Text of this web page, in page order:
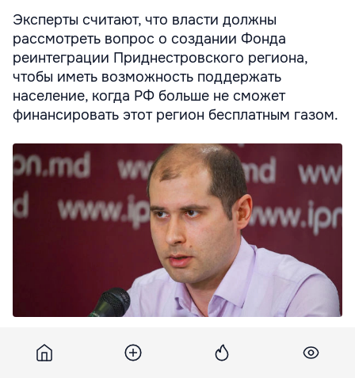
Эксперты считают, что власти должны
рассмотреть вопрос о создании Фонда
реинтеграции Приднестровского региона,
чтобы иметь возможность поддержать
население, когда РФ больше не сможет
финансировать этот регион бесплатным газом.
рыночную цену за газ и свет.